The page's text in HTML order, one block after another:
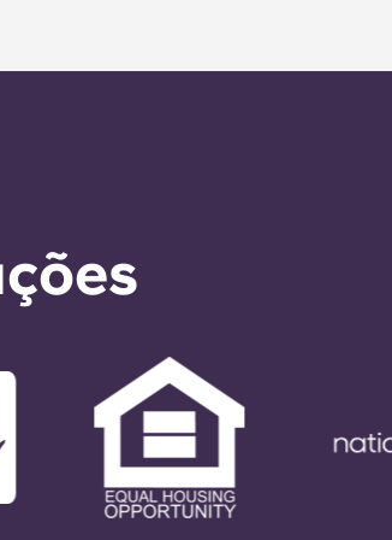
de serviço geral no prazo de 24